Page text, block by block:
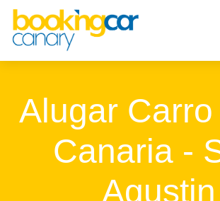
Alugar
Canaria -
Agustin